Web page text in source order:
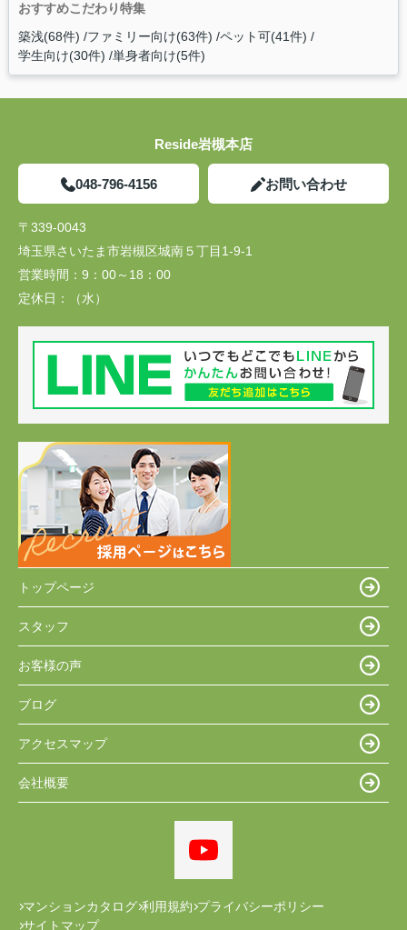
おすすめこだわり特集
築浅(68件) ファミリー向け(63件) ペット可(41件)
学生向け(30件) 単身者向け(5件)
Reside岩槻本店
048-796-4156 お問い合わせ
〒339-0043
埼玉県さいたま市岩槻区城南５丁目1-9-1
営業時間： 9：00～18：00
定休日：
（水）
トップページ
スタッフ
お客様の声
ブログ
アクセスマップ
会社概要
マンションカタログ 利用規約 プライバシーポリシー
サイトマップ